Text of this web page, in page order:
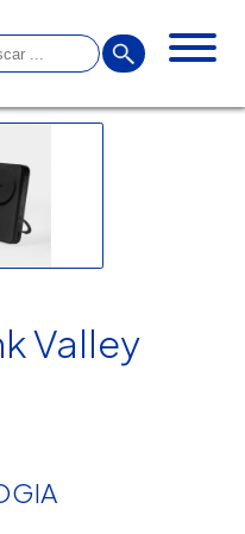
Valley